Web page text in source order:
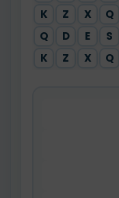
K
Z X Q
Q
D E S
K
Z X Q